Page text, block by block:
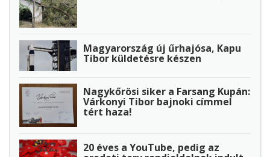
Magyarország új űrhajósa, Kapu
Tibor küldetésre készen
Nagykőrösi siker a Farsang Kupán:
Várkonyi Tibor bajnoki címmel
tért haza!
20 éves a YouTube, pedig az